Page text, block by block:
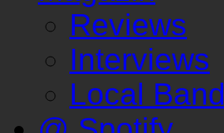
Reviews
Interviews
Local